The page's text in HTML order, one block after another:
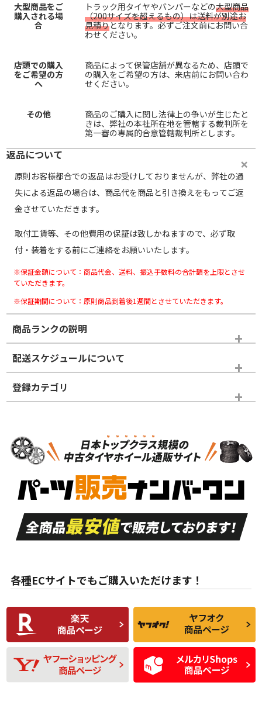
大型商品をご
購入される場
合
トラック用タイヤやバンパーなどの大型商品
（200サイズを超えるもの）は送料が別途お
見積りとなります。必ずご注文前にお問い合
わせください。
店頭での購入
をご希望の方
へ
商品によって保管店舗が異なるため、店頭で
の購入をご希望の方は、来店前にお問い合わ
せください。
その他
商品のご購入に関し法律上の争いが生じたと
きは、弊社の本社所在地を管轄する裁判所を
第一審の専属的合意管轄裁判所とします。
返品について
原則お客様都合での返品はお受けしておりませんが、弊社の過
失による返品の場合は、商品代を商品と引き換えをもってご返
金させていただきます。
取付工賃等、その他費用の保証は致しかねますので、必ず取
付・装着をする前にご連絡をお願いいたします。
※保証金額について：商品代金、送料、振込手数料の合計額を上限とさせ
ていただきます。
※保証期間について：原則商品到着後1週間とさせていただきます。
商品ランクの説明
※商品ランクは出品者の主観により判断しておりますので、あら
かじめご了承ください。
ホイールランク
S
品）
S
新車外し品（新古
付き
A
走行距離も少なく、
目立つ傷もほとんど
ない中古品
A
走行距離も少なく、
非常に状態の良い中
古品
な中古品
んどない中古品
C
比較的きれいな中古
品
C
られるが、使用に問
題のない中古品
D
使用感や目立つ傷が
あり、一般的な中古
品
D
残り溝も少なく、偏
磨耗がみられ、短期
間使用できるくらい
の中古品
配送スケジュールについて
登録カテゴリ
スタッドレスタイヤホイールセット
各種ECサイトでもご購入いただけます！